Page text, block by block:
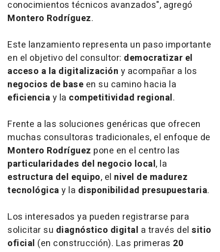
conocimientos técnicos avanzados", agregó
Montero Rodríguez.
Este lanzamiento representa un paso importante
en el objetivo del consultor: democratizar el
acceso a la digitalización y acompañar a los
negocios de base en su camino hacia la
eficienciay la competitividad regional.
Frente a las soluciones genéricas que ofrecen
muchas consultoras tradicionales, el enfoque de
Montero Rodríguez pone en el centro las
particularidades del negocio local, la
estructura del equipo, el nivel de madurez
tecnológicay la disponibilidad presupuestaria.
Los interesados ya pueden registrarse para
solicitar su diagnóstico digital a través del sitio
oficial (en construcción). Las primeras 20